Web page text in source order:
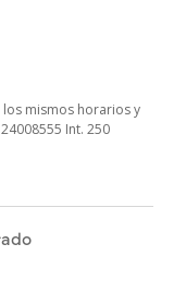
los mismos horarios y
Int. 250